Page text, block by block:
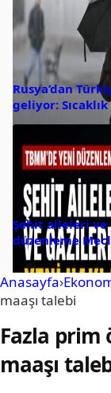
Rusya’dan
geliyor:
Şehit aileleri
düzenleme
Anasayfa›
maaşı talebi
Fazla prim
maaşı